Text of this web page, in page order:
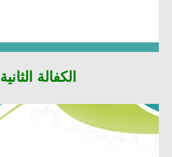
الكفالة الثانية